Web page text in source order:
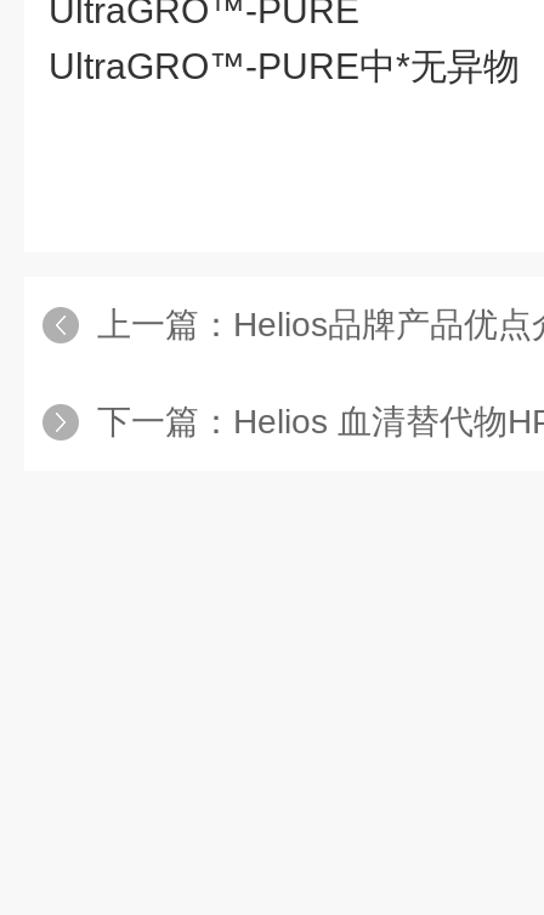
UltraGRO™-PURE
UltraGRO™-PURE中*无异物
上一篇： Helios品牌产品优点介
下一篇： Helios 血清替代物